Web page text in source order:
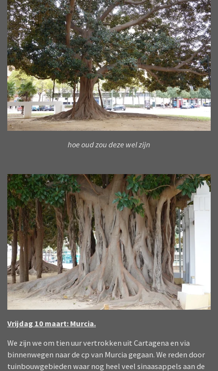
hoe oud zou deze wel zijn
Vrijdag 10 maart: Murcia.
We zijn we om tien uur vertrokken uit Cartagena en via
binnenwegen naar de cp van Murcia gegaan. We reden door
tuinbouwgebieden waar nog heel veel sinaasappels aan de